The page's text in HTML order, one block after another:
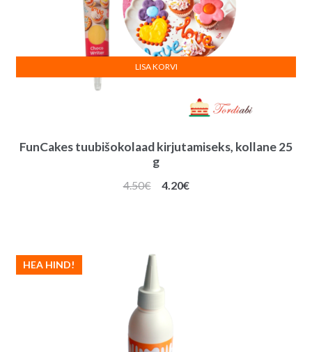
FunCakes tuubišokolaad kirjutamiseks, kollane 25
g
4.50€
Algne
4.20€Praegune
LISA KORVI
HEA HIND!